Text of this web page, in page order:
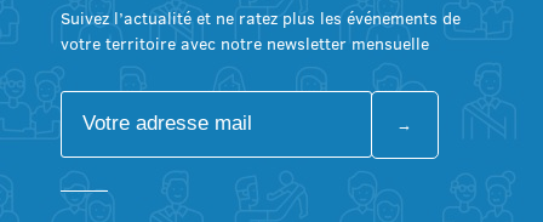
Suivez l’actualité et ne ratez plus les événements de
votre territoire avec notre newsletter mensuelle